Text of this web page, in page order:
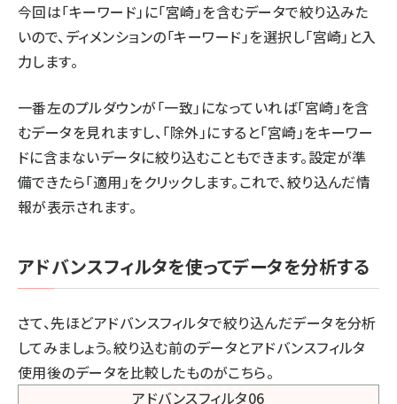
今回は「キーワード」に「宮崎」を含むデータで絞り込みた
いので、ディメンションの「キーワード」を選択し「宮崎」と入
力します。
一番左のプルダウンが「一致」になっていれば「宮崎」を含
むデータを見れますし、「除外」にすると「宮崎」をキーワー
ドに含まないデータに絞り込むこともできます。設定が準
備できたら「適用」をクリックします。これで、絞り込んだ情
報が表示されます。
アドバンスフィルタを使ってデータを分析する
さて、先ほどアドバンスフィルタで絞り込んだデータを分析
してみましょう。絞り込む前のデータとアドバンスフィルタ
使用後のデータを比較したものがこちら。